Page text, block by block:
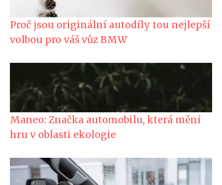
Proč jsou originální autodíly tou nejlepší
volbou pro váš vůz BMW
Maneo: Značka automobilu, která mění
hru v oblasti ekologie